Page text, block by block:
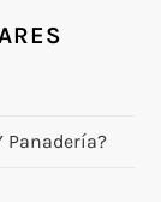
Panadería?